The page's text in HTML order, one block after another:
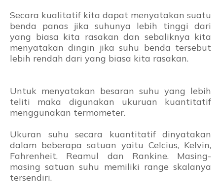
Secara kualitatif kita dapat menyatakan suatu
benda panas jika suhunya lebih tinggi dari
yang biasa kita rasakan dan sebaliknya kita
menyatakan dingin jika suhu benda tersebut
lebih rendah dari yang biasa kita rasakan.
Untuk menyatakan besaran suhu yang lebih
teliti maka digunakan ukuruan kuantitatif
menggunakan termometer.
Ukuran suhu secara kuantitatif dinyatakan
dalam beberapa satuan yaitu Celcius, Kelvin,
Fahrenheit, Reamul dan Rankine. Masing-
masing satuan suhu memiliki range skalanya
tersendiri.